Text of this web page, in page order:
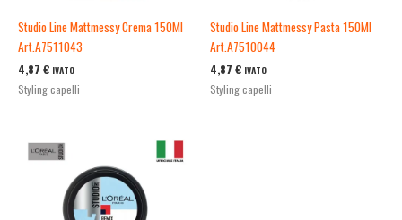
Studio Line Mattmessy Crema 150Ml
Art.A7511043
4,87 € IVATO
Styling capelli
Studio Line Mattmessy Pasta 150Ml
Art.A7510044
4,87 € IVATO
Styling capelli